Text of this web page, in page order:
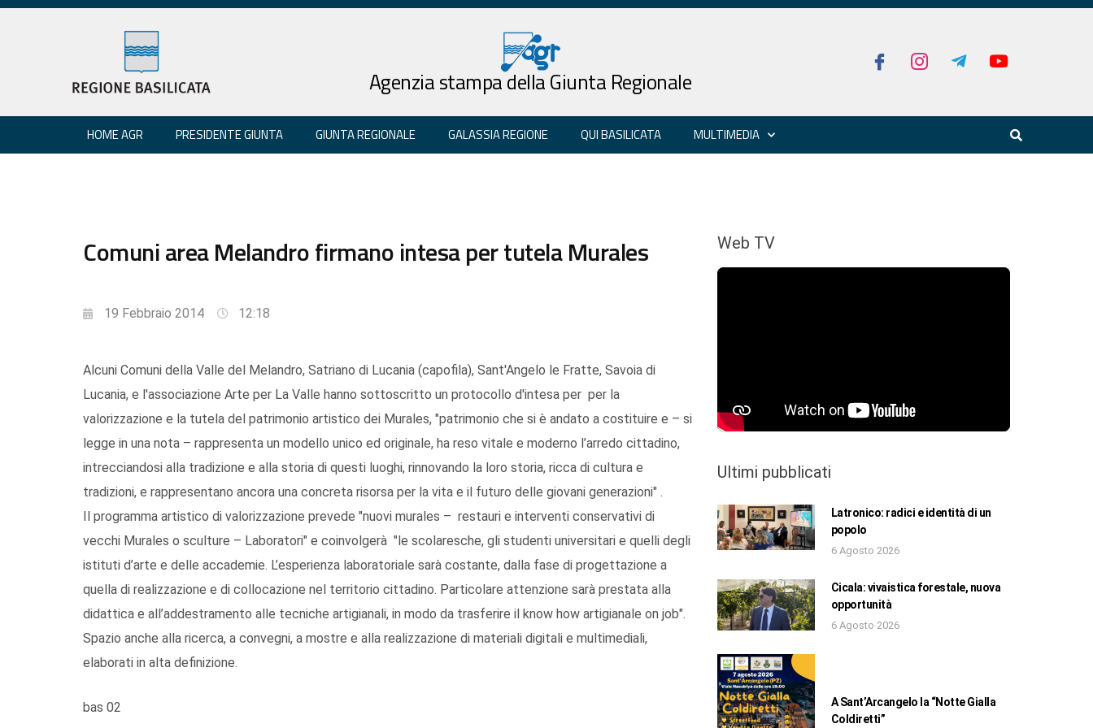
Agenzia stampa della Giunta Regionale
HOME AGR PRESIDENTE GIUNTA GIUNTA REGIONALE GALASSIA REGIONE QUI BASILICATA MULTIMEDIA
Comuni area Melandro firmano intesa per tutela Murales
19 Febbraio 2014 12:18
Alcuni Comuni della Valle del Melandro, Satriano di Lucania (capofila), Sant'Angelo le Fratte, Savoia di
Lucania, e l'associazione Arte per La Valle hanno sottoscritto un protocollo d'intesa per per la
valorizzazione e la tutela del patrimonio artistico dei Murales, "patrimonio che si è andato a costituire e – si
legge in una nota – rappresenta un modello unico ed originale, ha reso vitale e moderno l’arredo cittadino,
intrecciandosi alla tradizione e alla storia di questi luoghi, rinnovando la loro storia, ricca di cultura e
tradizioni, e rappresentano ancora una concreta risorsa per la vita e il futuro delle giovani generazioni" .
Il programma artistico di valorizzazione prevede "nuovi murales – restauri e interventi conservativi di
vecchi Murales o sculture – Laboratori" e coinvolgerà "le scolaresche, gli studenti universitari e quelli degli
istituti d’arte e delle accademie. L’esperienza laboratoriale sarà costante, dalla fase di progettazione a
quella di realizzazione e di collocazione nel territorio cittadino. Particolare attenzione sarà prestata alla
didattica e all’addestramento alle tecniche artigianali, in modo da trasferire il know how artigianale on job".
Spazio anche alla ricerca, a convegni, a mostre e alla realizzazione di materiali digitali e multimediali,
elaborati in alta definizione.
bas 02
Web TV
Ultimi pubblicati
Latronico: radici e identità di un
popolo
6 Agosto 2026
Cicala: vivaistica forestale, nuova
opportunità
6 Agosto 2026
A Sant’Arcangelo la “Notte Gialla
Coldiretti”